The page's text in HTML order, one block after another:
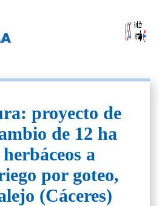
proyecto de
de 12 ha
a
por goteo,
(Cáceres)